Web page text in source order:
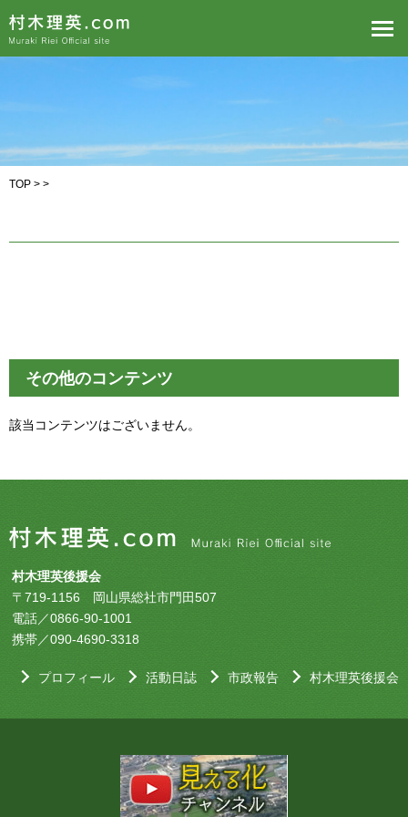
TOP > >
その他のコンテンツ
該当コンテンツはございません。
村木理英後援会
〒719-1156 岡山県総社市門田507
電話／0866-90-1001
携帯／090-4690-3318
プロフィール 活動日誌 市政報告 村木理英後援会